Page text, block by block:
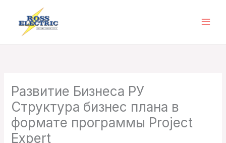
content
Развитие Бизнеса РУ
Структура бизнес плана в
формате программы Project
Expert